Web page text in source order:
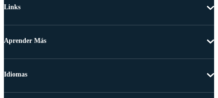
Links
Aprender Más
Idiomas